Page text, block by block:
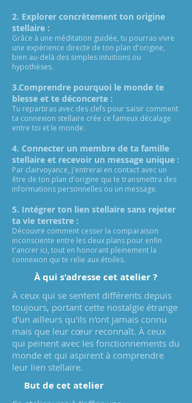
2. Explorer concrètement ton origine
stellaire :
Grâce à une méditation guidée, tu pourras vivre
une expérience directe de ton plan d'origine,
bien au-delà des simples intuitions ou
hypothèses.
3.Comprendre pourquoi le monde te
blesse et te déconcerte :
Tu repartiras avec des clefs pour saisir comment
ta connexion stellaire crée ce fameux décalage
entre toi et le monde.
4. Connecter un membre de ta famille
stellaire et recevoir un message unique :
Par clairvoyance, j'entrerai en contact avec un
être de ton plan d'origine qui te transmettra des
informations personnelles ou un message.
5. Intégrer ton lien stellaire sans rejeter
ta vie terrestre :
Découvre comment cesser la comparaison
inconsciente entre les deux plans pour enfin
t'ancrer ici, tout en honorant pleinement la
connexion qui te relie aux étoiles.
À qui s'adresse cet atelier ?
À ceux qui se sentent différents depuis
toujours, portant cette nostalgie étrange
d'un ailleurs qu'ils n'ont jamais connu
mais que leur cœur reconnaît. À ceux
qui peinent avec les fonctionnements du
monde et qui aspirent à comprendre
leur lien stellaire.
But de cet atelier